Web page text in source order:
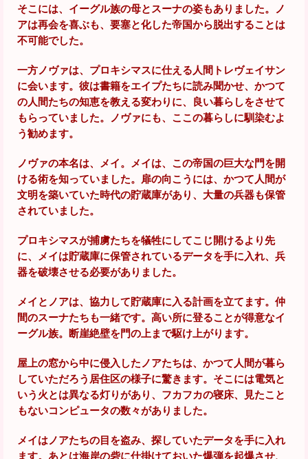
そこには、イーグル族の母とスーナの姿もありました。ノ
アは再会を喜ぶも、要塞と化した帝国から脱出することは
不可能でした。
一方ノヴァは、プロキシマスに仕える人間トレヴェイサン
に会います。彼は書籍をエイプたちに読み聞かせ、かつて
の人間たちの知恵を教える変わりに、良い暮らしをさせて
もらっていました。ノヴァにも、ここの暮らしに馴染むよ
う勧めます。
ノヴァの本名は、メイ。メイは、この帝国の巨大な門を開
ける術を知っていました。扉の向こうには、かつて人間が
文明を築いていた時代の貯蔵庫があり、大量の兵器も保管
されていました。
プロキシマスが捕虜たちを犠牲にしてこじ開けるより先
に、メイは貯蔵庫に保管されているデータを手に入れ、兵
器を破壊させる必要がありました。
メイとノアは、協力して貯蔵庫に入る計画を立てます。仲
間のスーナたちも一緒です。高い所に登ることが得意なイ
ーグル族。断崖絶壁を門の上まで駆け上がります。
屋上の窓から中に侵入したノアたちは、かつて人間が暮ら
していただろう居住区の様子に驚きます。そこには電気と
いう火とは異なる灯りがあり、フカフカの寝床、見たこと
もないコンピュータの数々がありました。
メイはノアたちの目を盗み、探していたデータを手に入れ
ます。あとは海岸の砦に仕掛けておいた爆弾を起爆させ、